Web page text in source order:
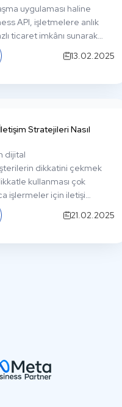
uygulaması haline
API, işletmelere anlık
ticaret imkânı sunarak
kolaylık sağlar. WhatsApp
sağladığı faydaları ve
13.02.2025
Stratejileri Nasıl
dijital
dikkatini çekmek
kullanması çok
işlermeler için iletişi
WhatsApp
iş iletişimi
çık
. Sadeliği, kolay
21.02.2025